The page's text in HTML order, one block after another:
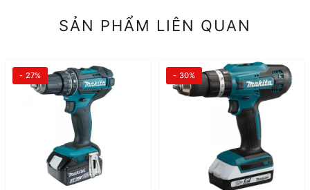
SẢN PHẨM LIÊN QUAN
- 27% - 30%